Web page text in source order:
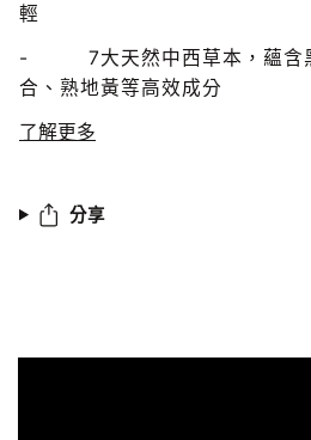
輕
- 7大天然中西草本，蘊含
合、熟地黃等高效成分
了解更多
分享